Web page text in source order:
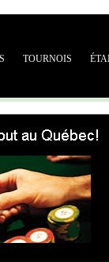
TOURNOIS